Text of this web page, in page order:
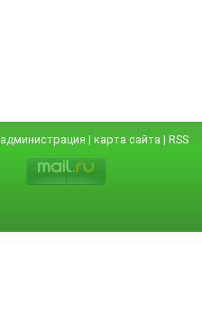
администрация | карта сайта | RSS